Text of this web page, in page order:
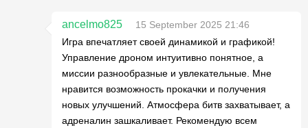
ancelmo825
15 September 2025 21:46
Игра впечатляет своей динамикой и графикой!
Управление дроном интуитивно понятное, а
миссии разнообразные и увлекательные. Мне
нравится возможность прокачки и получения
новых улучшений. Атмосфера битв захватывает, а
адреналин зашкаливает. Рекомендую всем